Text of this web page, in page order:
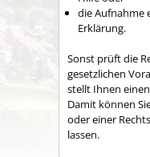
die Aufnahme
Erklärung.
Sonst prüft die
gesetzlichen
stellt Ihnen
Damit können
oder einer
lassen.